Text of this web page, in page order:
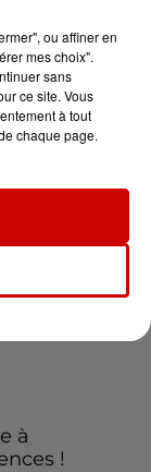
Voir plus
pour le
pour le
à
!
ou affiner en
mes choix".
sans
ce site. Vous
à tout
chaque page.